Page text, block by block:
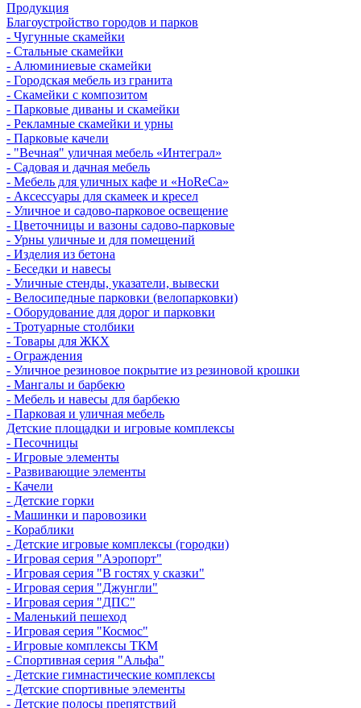
Продукция
Благоустройство городов и парков
- Чугунные скамейки
- Стальные скамейки
- Алюминиевые скамейки
- Городская мебель из гранита
- Скамейки с композитом
- Парковые диваны и скамейки
- Рекламные скамейки и урны
- Парковые качели
- "Вечная" уличная мебель «Интеграл»
- Садовая и дачная мебель
- Мебель для уличных кафе и «HoReCa»
- Аксессуары для скамеек и кресел
- Уличное и садово-парковое освещение
- Цветочницы и вазоны садово-парковые
- Урны уличные и для помещений
- Изделия из бетона
- Беседки и навесы
- Уличные стенды, указатели, вывески
- Велосипедные парковки (велопарковки)
- Оборудование для дорог и парковки
- Тротуарные столбики
- Товары для ЖКХ
- Ограждения
- Уличное резиновое покрытие из резиновой крошки
- Мангалы и барбекю
- Мебель и навесы для барбекю
- Парковая и уличная мебель
Детские площадки и игровые комплексы
- Песочницы
- Игровые элементы
- Развивающие элементы
- Качели
- Детские горки
- Машинки и паровозики
- Кораблики
- Детские игровые комплексы (городки)
- Игровая серия "Аэропорт"
- Игровая серия "В гостях у сказки"
- Игровая серия "Джунгли"
- Игровая серия "ДПС"
- Маленький пешеход
- Игровая серия "Космос"
- Игровые комплексы ТКМ
- Спортивная серия "Альфа"
- Детские гимнастические комплексы
- Детские спортивные элементы
- Детские полосы препятствий